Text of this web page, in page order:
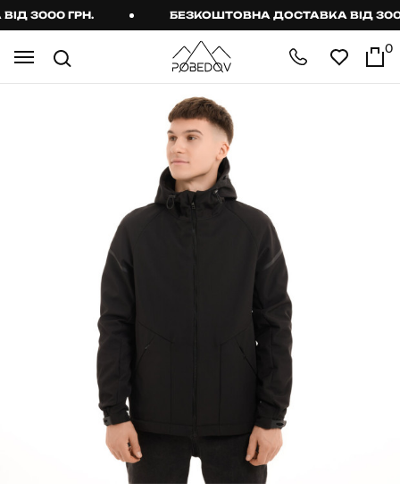
3000 ГРН. БЕЗКОШТОВНА ДОСТАВКА ВІД 3000
0